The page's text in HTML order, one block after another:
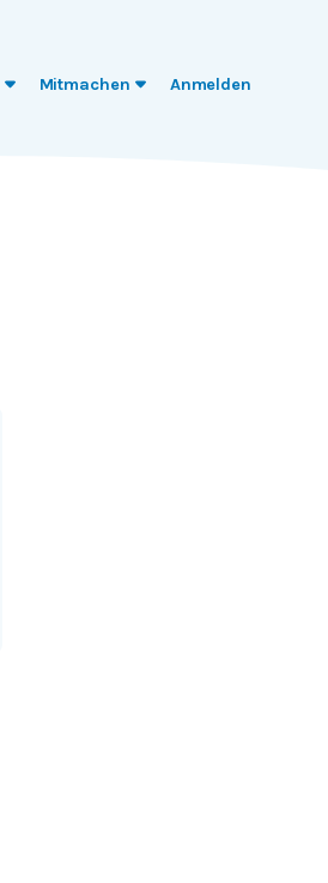
Mitmachen Anmelden